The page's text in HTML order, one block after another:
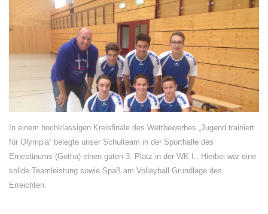
In einem hochklassigen Kreisfinale des Wettbewerbes „Jugend trainiert
für Olympia“ belegte unser Schulteam in der Sporthalle des
Ernestinums (Gotha) einen guten 3. Platz in der WK I.. Hierbei war eine
solide Teamleistung sowie Spaß am Volleyball Grundlage des
Erreichten.